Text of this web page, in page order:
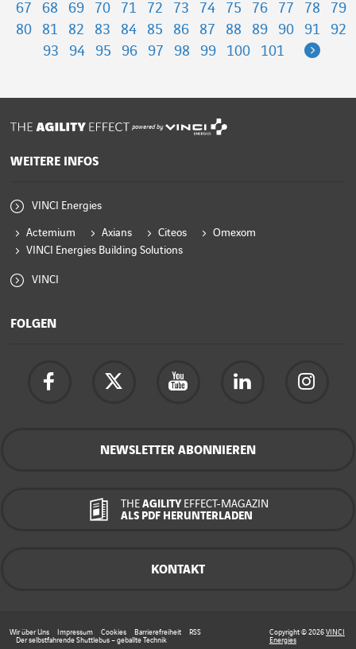
67
68 69 70 71 72 73 74 75 76 77 78
79
80
81 82 83 84 85 86 87 88 89 90 91
92
93
94 95 96 97 98 99 100 101 Next
powered by
WEITERE INFOS
VINCI Energies
Actemium Axians Citeos
Omexom
VINCI Energies Building Solutions
VINCI
FOLGEN
NEWSLETTER ABONNIEREN
THE AGILITY EFFECT-MAGAZIN
ALS PDF HERUNTERLADEN
KONTAKT
Wir über Uns Impressum Cookies Barrierefreiheit
RSS
Der selbstfahrende Shuttlebus – geballte Technik
Copyright © 2026 VINCI
Energies